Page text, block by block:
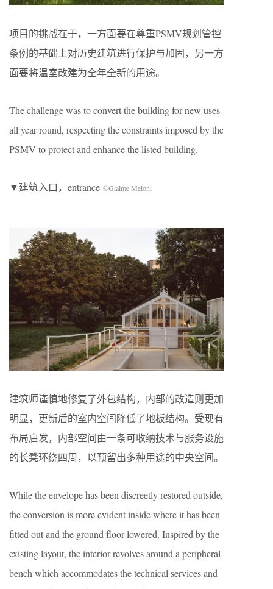
项目的挑战在于，一方面要在尊重PSMV规划管控
条例的基础上对历史建筑进行保护与加固，另一方
面要将温室改建为全年全新的用途。
The challenge was to convert the building for new uses
all year round, respecting the constraints imposed by the
PSMV to protect and enhance the listed building.
▼建筑入口，entrance ©Giaime Meloni
建筑师谨慎地修复了外包结构，内部的改造则更加
明显，更新后的室内空间降低了地板结构。受现有
布局启发，内部空间由一条可收纳技术与服务设施
的长凳环绕四周，以预留出多种用途的中央空间。
While the envelope has been discreetly restored outside,
the conversion is more evident inside where it has been
ﬁtted out and the ground ﬂoor lowered. Inspired by the
existing layout, the interior revolves around a peripheral
bench which accommodates the technical services and